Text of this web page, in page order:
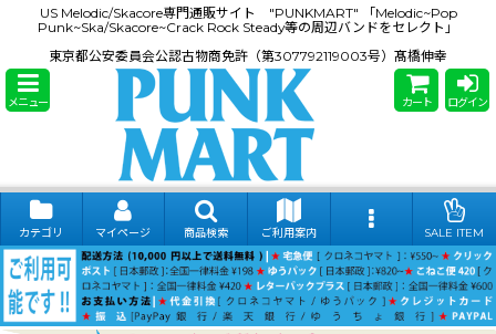
US Melodic/Skacore専門通販サイト "PUNKMART" 「Melodic~Pop
Punk~Ska/Skacore~Crack Rock Steady等の周辺バンドをセレクト」
東京都公安委員会公認古物商免許（第307792119003号）髙橋伸幸
メニュー カート ログイン
カテゴリ マイページ 商品検索 ご利用案内 SALE ITEM